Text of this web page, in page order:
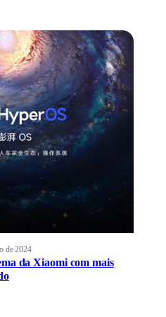
de 2024
da Xiaomi com mais